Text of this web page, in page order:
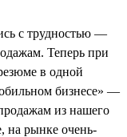
с трудностью —
Теперь при
в одной
бизнесе» —
из нашего
на рынке очень-